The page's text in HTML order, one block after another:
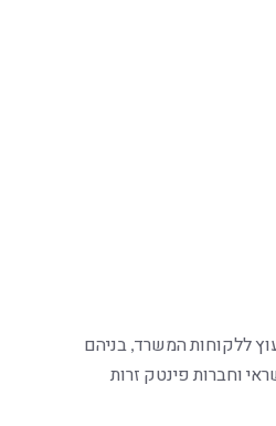
ללקוחות המשרד, בניהם
וחברות פינטק זרות